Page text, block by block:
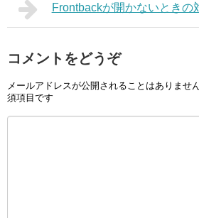
Frontbackが開かないときの
コメントをどうぞ
メールアドレスが公開されることはありません
須項目です